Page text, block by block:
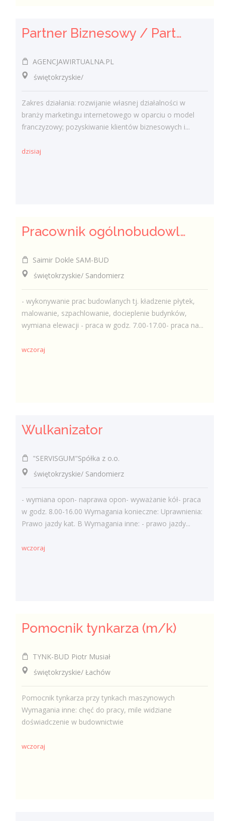
Partner Biznesowy / Partnerka Biznesowa – agencja marketingu online
AGENCJAWIRTUALNA.PL
świętokrzyskie/
Zakres działania: rozwijanie własnej działalności w
branży marketingu internetowego w oparciu o model
franczyzowy; pozyskiwanie klientów biznesowych i...
dzisiaj
Pracownik ogólnobudowlany ( k/m)
Saimir Dokle SAM-BUD
świętokrzyskie/ Sandomierz
- wykonywanie prac budowlanych tj. kładzenie płytek,
malowanie, szpachlowanie, docieplenie budynków,
wymiana elewacji - praca w godz. 7.00-17.00- praca na...
wczoraj
Wulkanizator
"SERVISGUM"Spółka z o.o.
świętokrzyskie/ Sandomierz
- wymiana opon- naprawa opon- wyważanie kół- praca
w godz. 8.00-16.00 Wymagania konieczne: Uprawnienia:
Prawo jazdy kat. B Wymagania inne: - prawo jazdy...
wczoraj
Pomocnik tynkarza (m/k)
TYNK-BUD Piotr Musiał
świętokrzyskie/ Łachów
Pomocnik tynkarza przy tynkach maszynowych
Wymagania inne: chęć do pracy, mile widziane
doświadczenie w budownictwie
wczoraj